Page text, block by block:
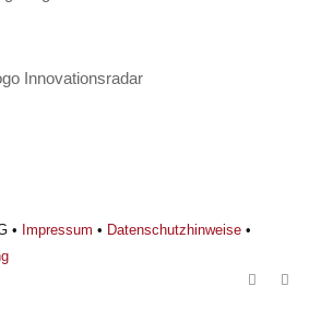
• Impressum • Datenschutzhinweise•